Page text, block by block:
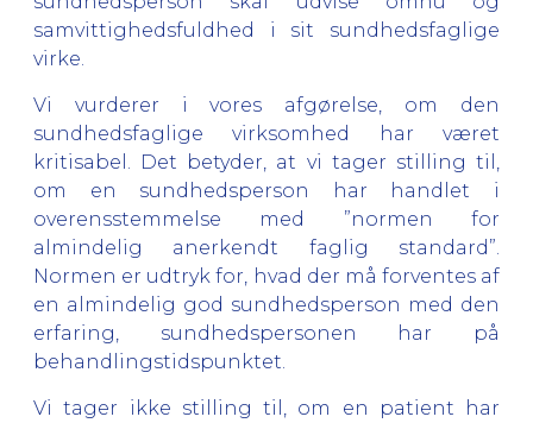
samvittighedsfuldhed i sit sundhedsfaglige
virke.
Vi vurderer i vores afgørelse, om den
sundhedsfaglige virksomhed har været
kritisabel. Det betyder, at vi tager stilling til,
om en sundhedsperson har handlet i
overensstemmelse med ”normen for
almindelig anerkendt faglig standard”.
Normen er udtryk for, hvad der må forventes af
en almindelig god sundhedsperson med den
erfaring, sundhedspersonen har på
behandlingstidspunktet.
Vi tager ikke stilling til, om en patient har